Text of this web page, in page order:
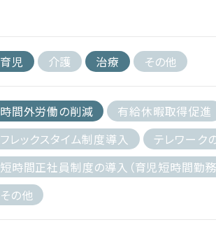
育児 介護 治療 その他
時間外労働の削減
有給休暇取得促進
フレックスタイム制度導入
テレワーク
短時間正社員制度の導入（育児短時間勤務
その他